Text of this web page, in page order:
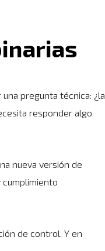
pregunta técnica: ¿la
responder algo
nueva versión de
cumplimiento
de control. Y en